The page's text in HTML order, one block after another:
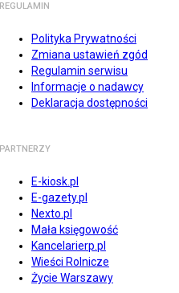
REGULAMIN
Polityka Prywatności
Zmiana ustawień zgód
Regulamin serwisu
Informacje o nadawcy
Deklaracja dostępności
PARTNERZY
E-kiosk.pl
E-gazety.pl
Nexto.pl
Mała księgowość
Kancelarierp.pl
Wieści Rolnicze
Życie Warszawy